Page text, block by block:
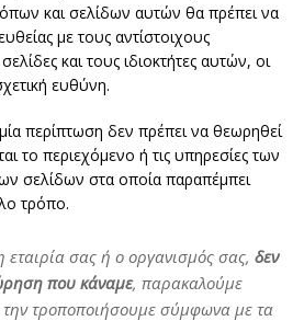
και σελίδων αυτών θα πρέπει να
με τους αντίστοιχους
και τους ιδιοκτήτες αυτών, οι
ευθύνη.
περίπτωση δεν πρέπει να θεωρηθεί
το περιεχόμενο ή τις υπηρεσίες των
σελίδων στα οποία παραπέμπει
τρόπο.
σας ή ο οργανισμός σας, δεν
που κάναμε, παρακαλούμε
τροποποιήσουμε σύμφωνα με τα